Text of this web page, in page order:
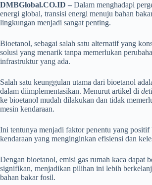
DMBGlobal.CO.ID – Dalam menghadapi
energi global, transisi energi menuju bahan
lingkungan menjadi sangat penting.
Bioetanol, sebagai salah satu alternatif yang
solusi yang menarik tanpa memerlukan
infrastruktur yang ada.
Salah satu keunggulan utama dari bioetanol
dalam diimplementasikan. Menurut artikel di
ke bioetanol mudah dilakukan dan tidak
mesin kendaraan.
Ini tentunya menjadi faktor penentu yang
kendaraan yang menginginkan efisiensi dan
Dengan bioetanol, emisi gas rumah kaca dapat
signifikan, menjadikan pilihan ini lebih
bahan bakar fosil.